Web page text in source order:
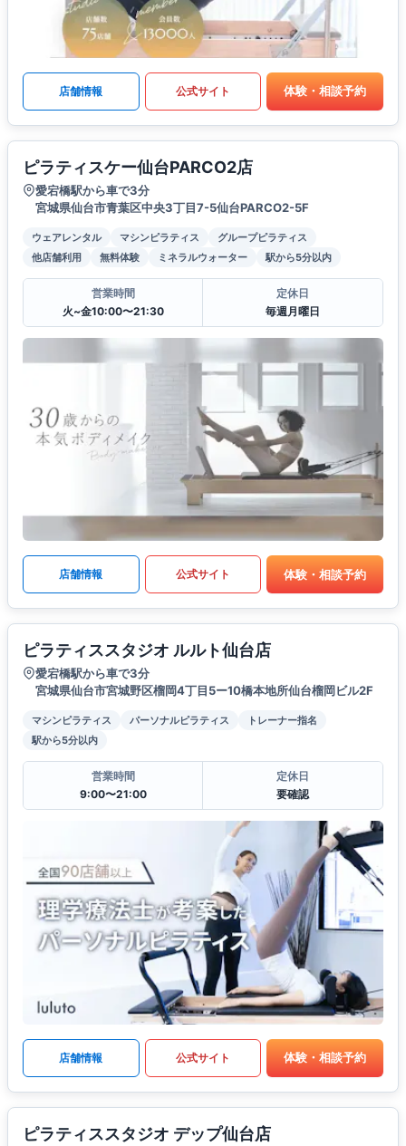
店舗情報 公式サイト 体験・相談予約
ピラティスケー仙台PARCO2店
愛宕橋駅から車で3分
宮城県仙台市青葉区中央3丁目7-5仙台PARCO2-5F
ウェアレンタル マシンピラティス
グループピラティス
他店舗利用
無料体験 ミネラルウォーター 駅から5分以内
営業時間
火~金10:00〜21:30
定休日
毎週月曜日
店舗情報 公式サイト 体験・相談予約
ピラティススタジオ ルルト仙台店
愛宕橋駅から車で3分
宮城県仙台市宮城野区榴岡4丁目5ー10橋本地所仙台榴岡ビル2F
マシンピラティス パーソナルピラティス
トレーナー指名
駅から5分以内
営業時間
9:00〜21:00
定休日
要確認
店舗情報 公式サイト 体験・相談予約
ピラティススタジオ デップ仙台店